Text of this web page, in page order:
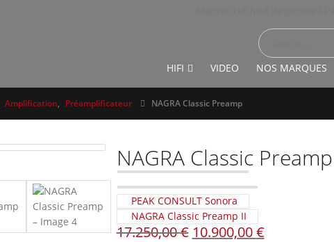
HIFI VIDEO NOS MARQUES
Amplification, Préamplificateur NAGRA Classic Preamp
NAGRA Classic Preamp
PEAK CONSULT Sonora
NAGRA Classic Preamp II
17.250,00€ Le
10.900,00€Le